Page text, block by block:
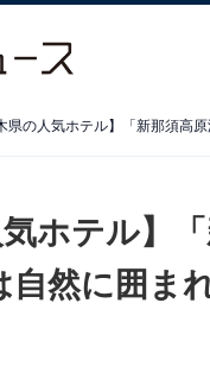
気ホテル】
自然に囲ま